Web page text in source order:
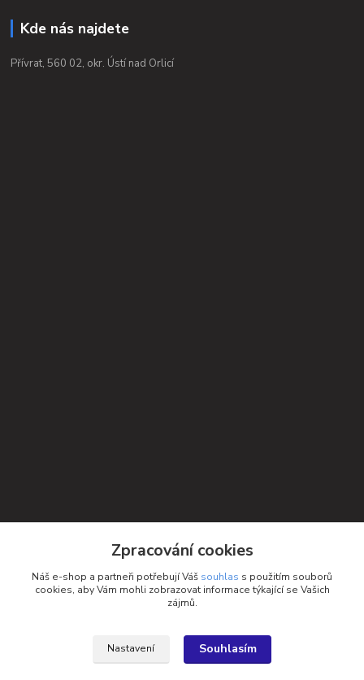
Kde nás najdete
Přívrat, 560 02, okr. Ústí nad Orlicí
+420 732 552 122
Zpracování cookies
Náš e-shop a partneři potřebují Váš souhlas s použitím souborů
cookies, aby Vám mohli zobrazovat informace týkající se Vašich
zájmů.
Nastavení Souhlasím